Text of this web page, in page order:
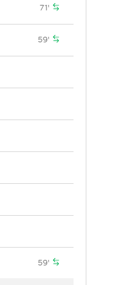
71'
59'
59'